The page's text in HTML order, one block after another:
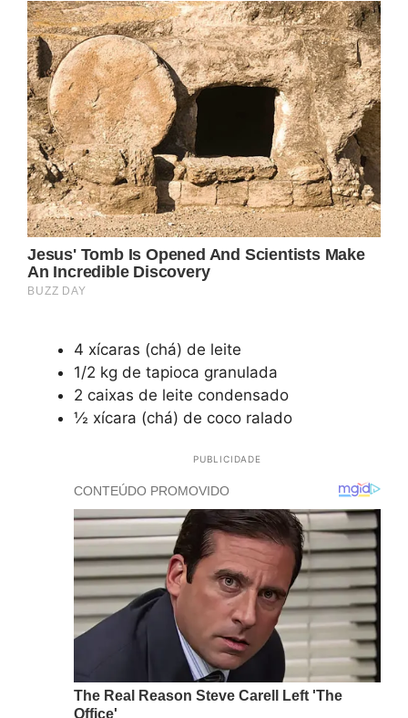
4 xícaras (chá) de leite
1/2 kg de tapioca granulada
2 caixas de leite condensado
½ xícara (chá) de coco ralado
PUBLICIDADE